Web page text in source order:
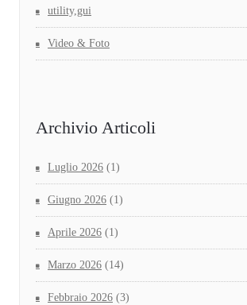
utility,gui
Video & Foto
Archivio Articoli
Luglio 2026 (1)
Giugno 2026 (1)
Aprile 2026 (1)
Marzo 2026 (14)
Febbraio 2026 (3)